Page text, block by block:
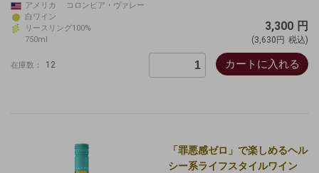
アメリカ コロンビア・ヴァレー
白ワイン
リースリング100%
750ml
3,300 円
(3,630円 税込)
在庫数： 12 カートに入れる
「罪悪感ゼロ」で楽しめるヘル
シー系ライフスタイルワイン